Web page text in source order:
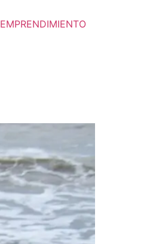
EMPRENDIMIENTO